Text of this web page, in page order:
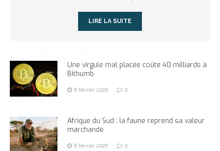
LIRE LA SUITE
Une virgule mal placée coûte 40 milliards à
Bithumb
8 février 2026 0
Afrique du Sud : la faune reprend sa valeur
marchande
8 février 2026 0